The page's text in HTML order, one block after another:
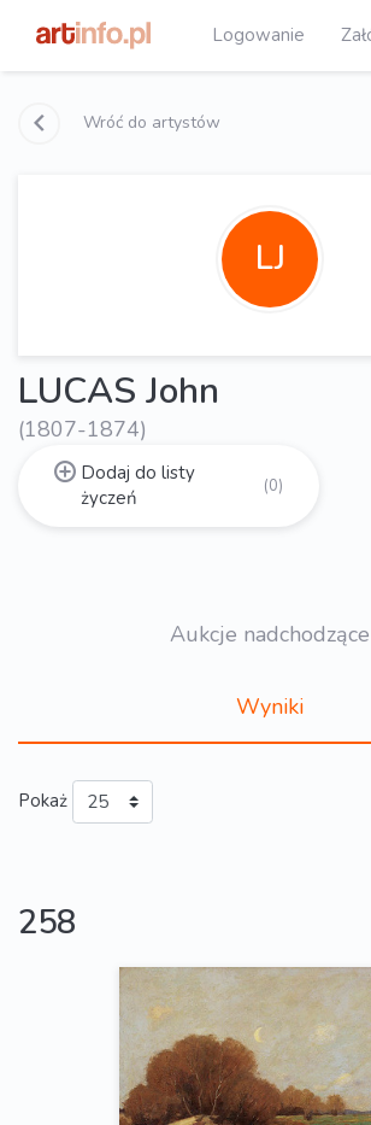
Logowanie
Wróć do artystów
LJ
LUCAS John
(1807-1874)
Dodaj do listy
życzeń
(0)
Aukcje nadchodzące
Wyniki
Pokaż
258